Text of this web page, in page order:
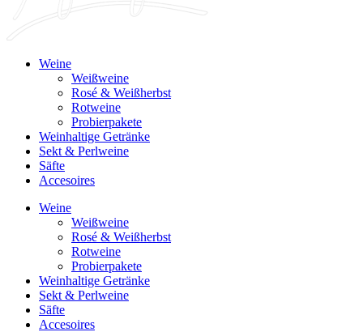
Weine
Weißweine
Rosé & Weißherbst
Rotweine
Probierpakete
Weinhaltige Getränke
Sekt & Perlweine
Säfte
Accesoires
Weine
Weißweine
Rosé & Weißherbst
Rotweine
Probierpakete
Weinhaltige Getränke
Sekt & Perlweine
Säfte
Accesoires